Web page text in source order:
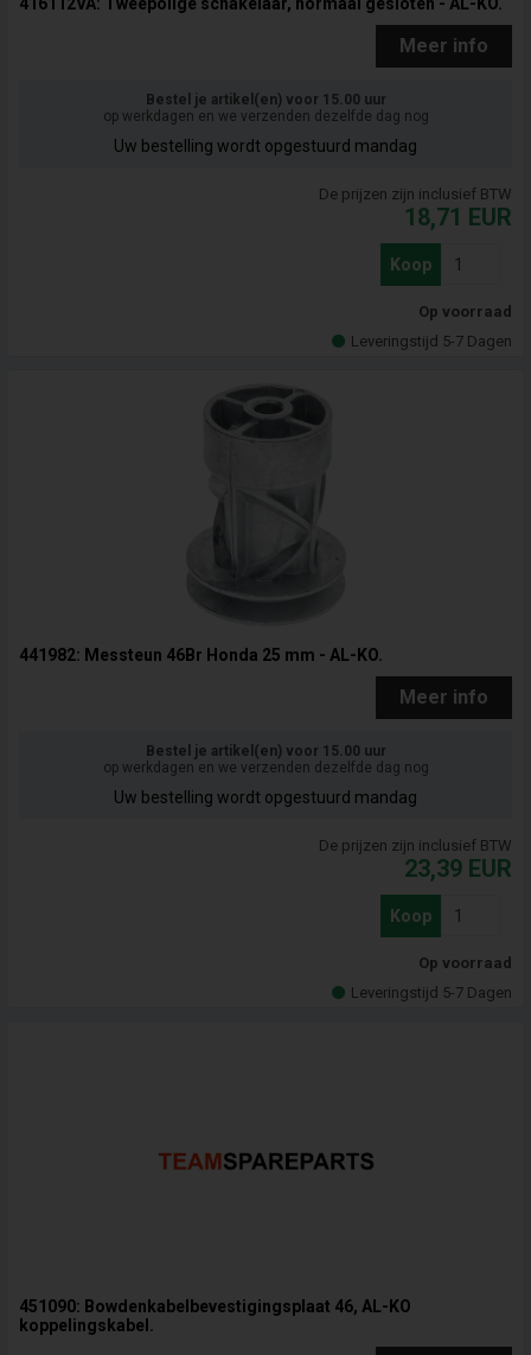
Meer info
Bestel je artikel(en) voor 15.00 uur
op werkdagen en we verzenden dezelfde dag nog
Uw bestelling wordt opgestuurd mandag
De prijzen zijn inclusief BTW
18,71 EUR
Koop
Op voorraad
Leveringstijd 5-7 Dagen
441982: Messteun 46Br Honda 25 mm - AL-KO.
Meer info
Bestel je artikel(en) voor 15.00 uur
op werkdagen en we verzenden dezelfde dag nog
Uw bestelling wordt opgestuurd mandag
De prijzen zijn inclusief BTW
23,39 EUR
Koop
Op voorraad
Leveringstijd 5-7 Dagen
451090: Bowdenkabelbevestigingsplaat 46, AL-KO
koppelingskabel.